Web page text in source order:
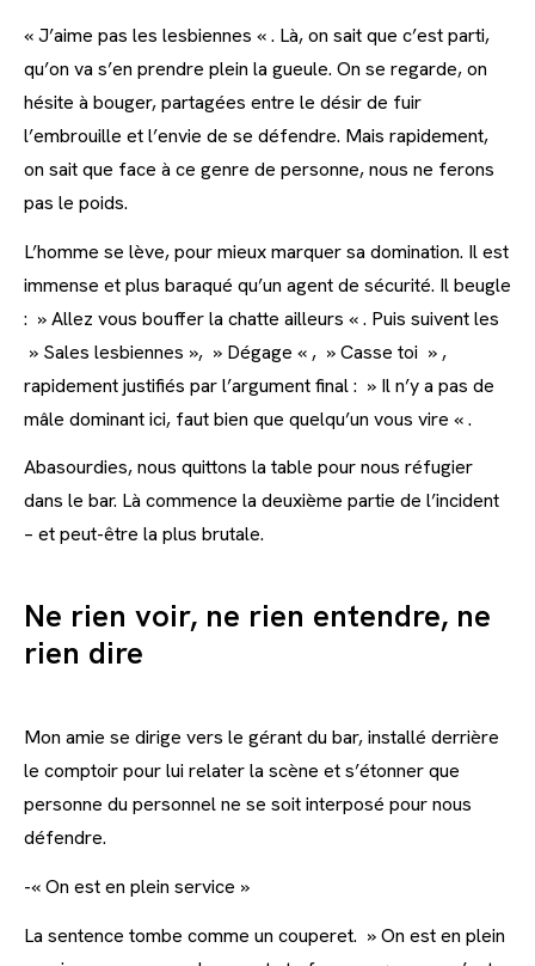
« J’aime pas les lesbiennes « . Là, on sait que c’est parti,
qu’on va s’en prendre plein la gueule. On se regarde, on
hésite à bouger, partagées entre le désir de fuir
l’embrouille et l’envie de se défendre. Mais rapidement,
on sait que face à ce genre de personne, nous ne ferons
pas le poids.
L’homme se lève, pour mieux marquer sa domination. Il est
immense et plus baraqué qu’un agent de sécurité. Il beugle
: » Allez vous bouffer la chatte ailleurs « . Puis suivent les
» Sales lesbiennes », » Dégage « , » Casse toi » ,
rapidement justifiés par l’argument final : » Il n’y a pas de
mâle dominant ici, faut bien que quelqu’un vous vire « .
Abasourdies, nous quittons la table pour nous réfugier
dans le bar. Là commence la deuxième partie de l’incident
– et peut-être la plus brutale.
Ne rien voir, ne rien entendre, ne
rien dire
Mon amie se dirige vers le gérant du bar, installé derrière
le comptoir pour lui relater la scène et s’étonner que
personne du personnel ne se soit interposé pour nous
défendre.
-« On est en plein service »
La sentence tombe comme un couperet. » On est en plein